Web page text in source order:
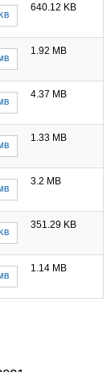
640.12 KB
1.92 MB
4.37 MB
1.33 MB
3.2 MB
351.29 KB
1.14 MB